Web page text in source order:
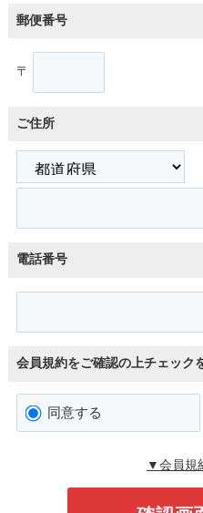
郵便番号
〒
ご住所
電話番号
会員規約をご確認の上チェック
同意する
▼会員規